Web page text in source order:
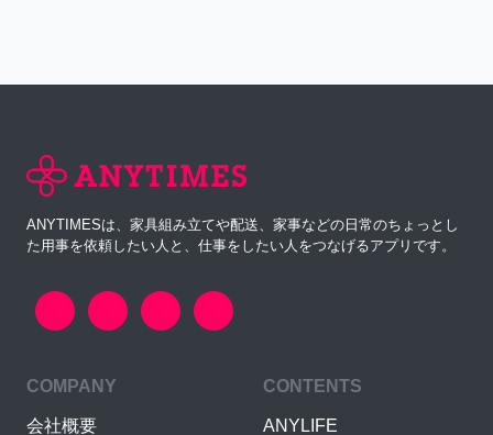
ANYTIMESは、家具組み立てや配送、家事などの日常のちょっとし
た用事を依頼したい人と、仕事をしたい人をつなげるアプリです。
COMPANY
会社概要
CONTENTS
ANYLIFE